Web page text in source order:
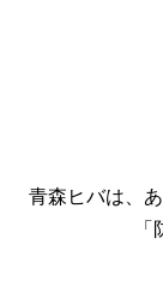
青森ヒバは、